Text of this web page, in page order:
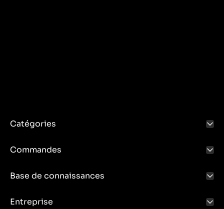
Catégories
Commandes
Base de connaissances
Entreprise